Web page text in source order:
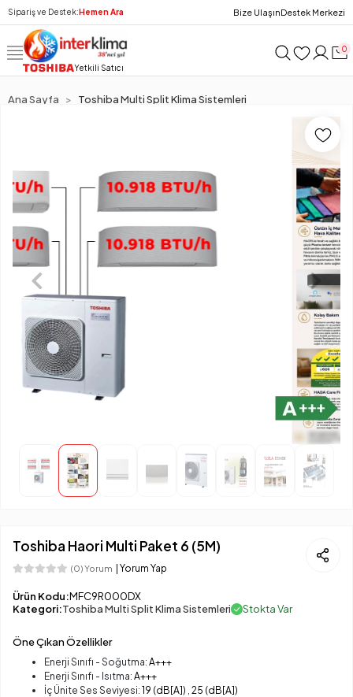
Sipariş ve Destek:Hemen Ara Bize UlaşınDestek Merkezi
Yetkili Satıcı
0
Ana Sayfa Toshiba Multi Split Klima Sistemleri
Toshiba Haori Multi Paket 6 (5M)
(0) Yorum | Yorum Yap
Ürün Kodu:MFC9R000DX
Kategori:Toshiba Multi Split Klima Sistemleri Stokta Var
Öne Çıkan Özellikler
Enerji Sınıfı - Soğutma: A+++
Enerji Sınıfı - Isıtma: A+++
İç Ünite Ses Seviyesi: 19 (dB[A]) , 25 (dB[A])